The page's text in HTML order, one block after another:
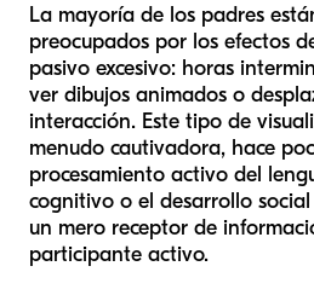
La mayoría de los padres
preocupados por los efectos
pasivo excesivo: horas
ver dibujos animados o
interacción. Este tipo de
menudo cautivadora, hace
procesamiento activo del
cognitivo o el desarrollo
un mero receptor de
participante activo.